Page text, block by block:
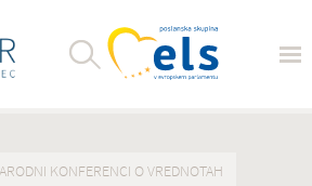
KONFERENCI O VREDNOTAH